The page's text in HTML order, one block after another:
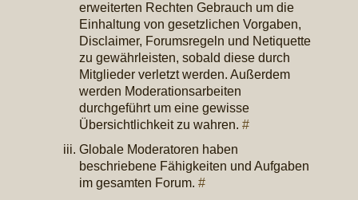
erweiterten Rechten Gebrauch um die
Einhaltung von gesetzlichen Vorgaben,
Disclaimer, Forumsregeln und Netiquette
zu gewährleisten, sobald diese durch
Mitglieder verletzt werden. Außerdem
werden Moderationsarbeiten
durchgeführt um eine gewisse
Übersichtlichkeit zu wahren. #
Globale Moderatoren haben
beschriebene Fähigkeiten und Aufgaben
im gesamten Forum. #